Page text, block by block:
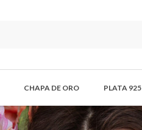
CHAPA DE ORO PLATA 925